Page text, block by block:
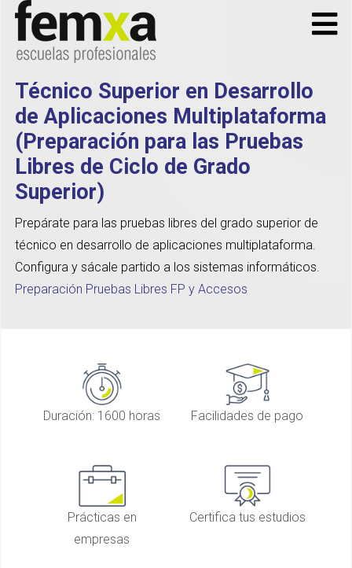
Técnico Superior en Desarrollo
de Aplicaciones Multiplataforma
(Preparación para las Pruebas
Libres de Ciclo de Grado
Superior)
Prepárate para las pruebas libres del grado superior de
técnico en desarrollo de aplicaciones multiplataforma.
Configura y sácale partido a los sistemas informáticos.
Preparación Pruebas Libres FP y Accesos
Duración: 1600 horas Facilidades de pago
Prácticas en
empresas
Certifica tus estudios